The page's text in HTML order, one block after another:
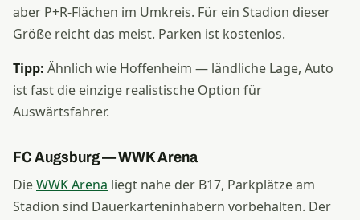
aber P+R-Flächen im Umkreis. Für ein Stadion dieser
Größe reicht das meist. Parken ist kostenlos.
Tipp: Ähnlich wie Hoffenheim — ländliche Lage, Auto
ist fast die einzige realistische Option für
Auswärtsfahrer.
FC Augsburg — WWK Arena
DieWWK Arena liegt nahe der B17, Parkplätze am
Stadion sind Dauerkarteninhabern vorbehalten. Der